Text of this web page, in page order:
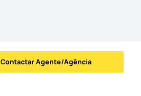
Enviar mensagem
Contactar Agente/Agência